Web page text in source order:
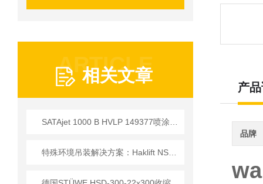
ARTICLE
相关文章
产
品牌